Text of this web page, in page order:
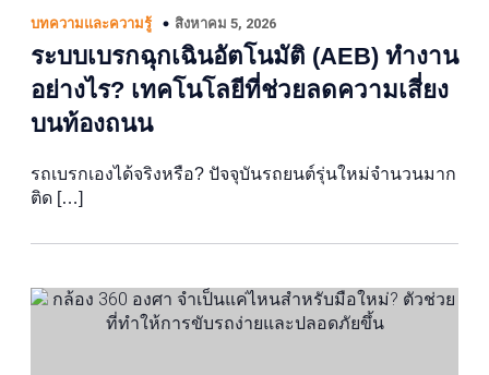
บทความและความรู้ สิงหาคม 5, 2026
ระบบเบรกฉุกเฉินอัตโนมัติ (AEB) ทำงาน
อย่างไร? เทคโนโลยีที่ช่วยลดความเสี่ยง
บนท้องถนน
รถเบรกเองได้จริงหรือ? ปัจจุบันรถยนต์รุ่นใหม่จำนวนมาก
ติด […]